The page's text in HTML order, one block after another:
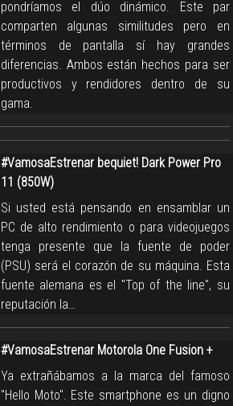
pondríamos el dúo dinámico. Este par
comparten algunas similitudes pero en
términos de pantalla sí hay grandes
diferencias. Ambos están hechos para ser
productivos y rendidores dentro de su
gama.
#VamosaEstrenar bequiet! Dark Power Pro
11 (850W)
Si usted está pensando en ensamblar un
PC de alto rendimiento o para videojuegos
tenga presente que la fuente de poder
(PSU) será el corazón de su máquina. Esta
fuente alemana es el "Top of the line", su
reputación la…
#VamosaEstrenar Motorola One Fusion +
Ya extrañábamos a la marca del famoso
"Hello Moto". Este smartphone es un digno